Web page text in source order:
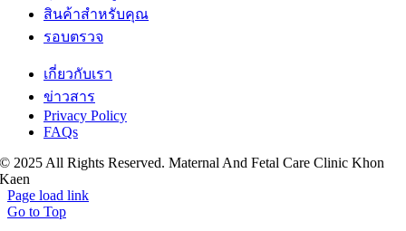
สินค้าสำหรับคุณ
รอบตรวจ
เกี่ยวกับเรา
ข่าวสาร
Privacy Policy
FAQs
© 2025 All Rights Reserved. Maternal And Fetal Care Clinic Khon
Kaen
Page load link
Go to Top